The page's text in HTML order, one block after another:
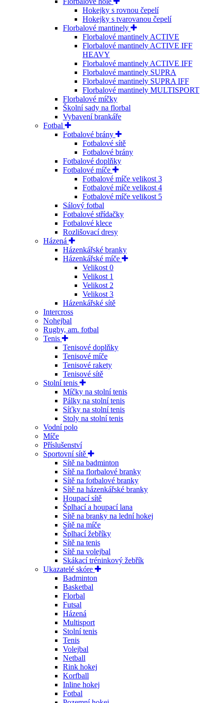
Hokejky s rovnou čepelí
Hokejky s tvarovanou čepelí
Florbalové mantinely
Florbalové mantinely ACTIVE
Florbalové mantinely ACTIVE IFF
HEAVY
Florbalové mantinely ACTIVE IFF
Florbalové mantinely SUPRA
Florbalové mantinely SUPRA IFF
Florbalové mantinely MULTISPORT
Florbalové míčky
Školní sady na florbal
Vybavení brankáře
Fotbal
Fotbalové brány
Fotbalové sítě
Fotbalové brány
Fotbalové doplňky
Fotbalové míče
Fotbalové míče velikost 3
Fotbalové míče velikost 4
Fotbalové míče velikost 5
Sálový fotbal
Fotbalové střídačky
Fotbalové klece
Rozlišovací dresy
Házená
Házenkářské branky
Házenkářské míče
Velikost 0
Velikost 1
Velikost 2
Velikost 3
Házenkářské sítě
Intercross
Nohejbal
Rugby, am. fotbal
Tenis
Tenisové doplňky
Tenisové míče
Tenisové rakety
Tenisové sítě
Stolní tenis
Míčky na stolní tenis
Pálky na stolní tenis
Síťky na stolní tenis
Stoly na stolní tenis
Vodní polo
Míče
Příslušenství
Sportovní sítě
Sítě na badminton
Sítě na florbalové branky
Sítě na fotbalové branky
Sítě na házenkářské branky
Houpací sítě
Šplhací a houpací lana
Sítě na branky na lední hokej
Sítě na míče
Šplhací žebříky
Sítě na tenis
Sítě na volejbal
Skákací tréninkový žebřík
Ukazatelé skóre
Badminton
Basketbal
Florbal
Futsal
Házená
Multisport
Stolní tenis
Tenis
Volejbal
Netball
Rink hokej
Korfball
Inline hokej
Fotbal